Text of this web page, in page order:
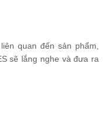
quan đến sản phẩm,
sẽ lắng nghe và đưa ra